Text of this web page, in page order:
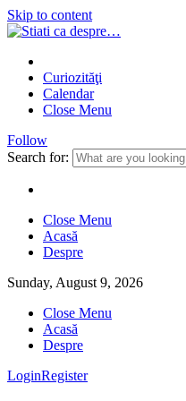
Skip to content
Curiozităţi
Calendar
Close Menu
Follow
Search for:
Close Menu
Acasă
Despre
Sunday, August 9, 2026
Close Menu
Acasă
Despre
LoginRegister